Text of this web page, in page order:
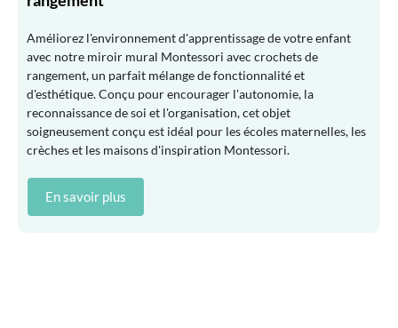
Améliorez l'environnement d'apprentissage de votre enfant
avec notre miroir mural Montessori avec crochets de
rangement, un parfait mélange de fonctionnalité et
d'esthétique. Conçu pour encourager l'autonomie, la
reconnaissance de soi et l'organisation, cet objet
soigneusement conçu est idéal pour les écoles maternelles, les
crèches et les maisons d'inspiration Montessori.
En savoir plus